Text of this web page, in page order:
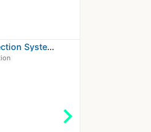
Mattes Filz Correction System…
chevron_right